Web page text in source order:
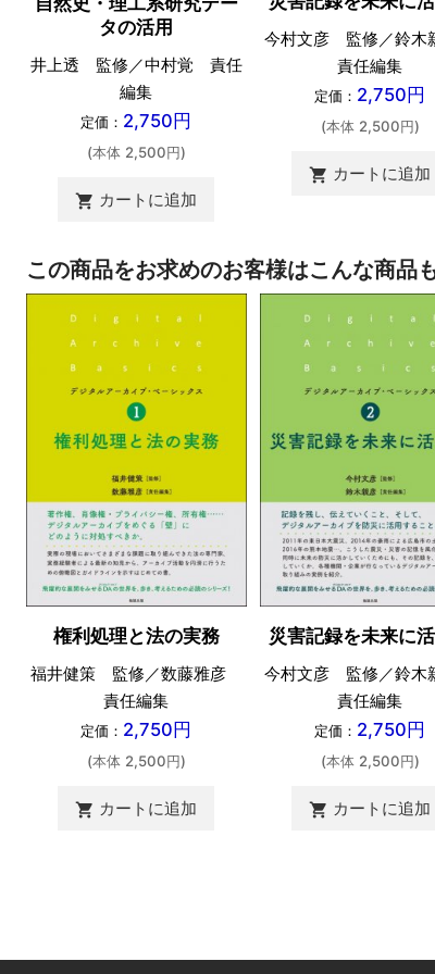
タの活用
井上透 監修／中村覚 責任
編集
定価： 2,750円
(本体 2,500円)
shopping_cart カートに追加
今村文彦 監修／鈴木
責任編集
定価： 2,750円
(本体 2,500円)
shopping_cart カートに追加
この商品をお求めのお客様はこんな商品
権利処理と法の実務
福井健策 監修／数藤雅彦
責任編集
定価： 2,750円
(本体 2,500円)
shopping_cart カートに追加
災害記録を未来に
今村文彦 監修／鈴木
責任編集
定価： 2,750円
(本体 2,500円)
shopping_cart カートに追加